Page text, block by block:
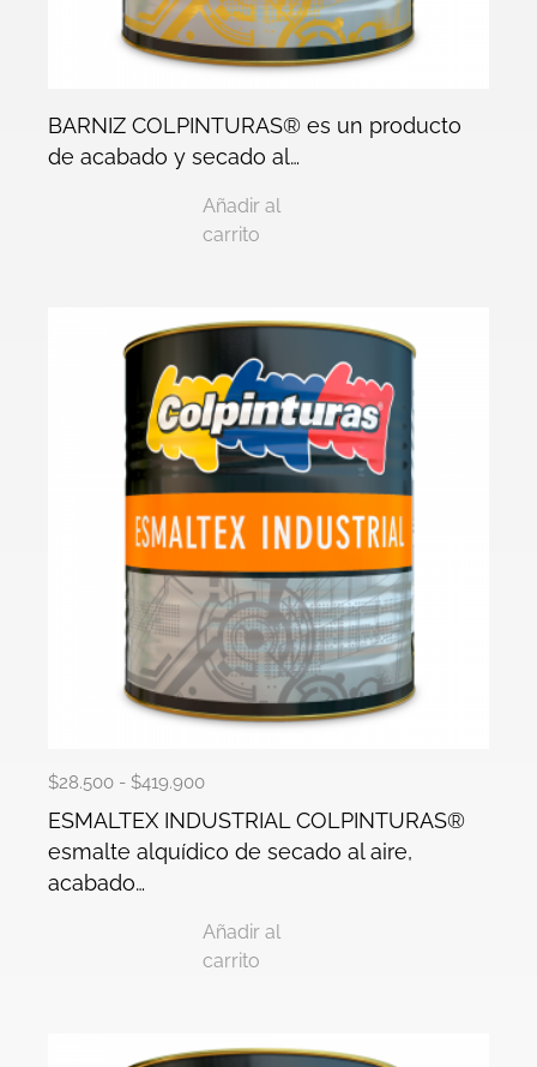
BARNIZ COLPINTURAS® es un producto
de acabado y secado al…
Añadir al
carrito
$28.500 - $419.900
ESMALTEX INDUSTRIAL COLPINTURAS®
esmalte alquídico de secado al aire,
acabado…
Añadir al
carrito